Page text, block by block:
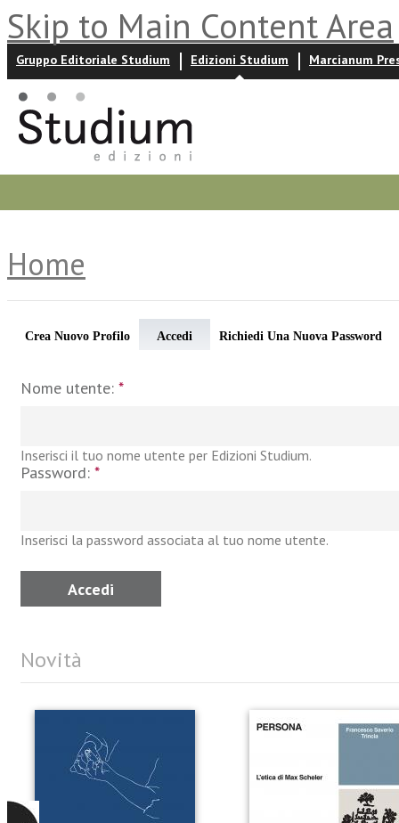
Skip to Main Content Area
Gruppo Editoriale Studium Edizioni Studium Marcianum
Home
Crea Nuovo Profilo Accedi Richiedi Una Nuova Password
Nome utente: *
Inserisci il tuo nome utente per Edizioni Studium.
Password: *
Inserisci la password associata al tuo nome utente.
Novità